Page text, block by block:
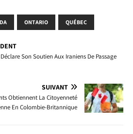
ONTARIO QUÉBEC
Son Soutien Aux Iraniens De Passage
SUIVANT
Obtiennent La Citoyenneté
En Colombie-Britannique